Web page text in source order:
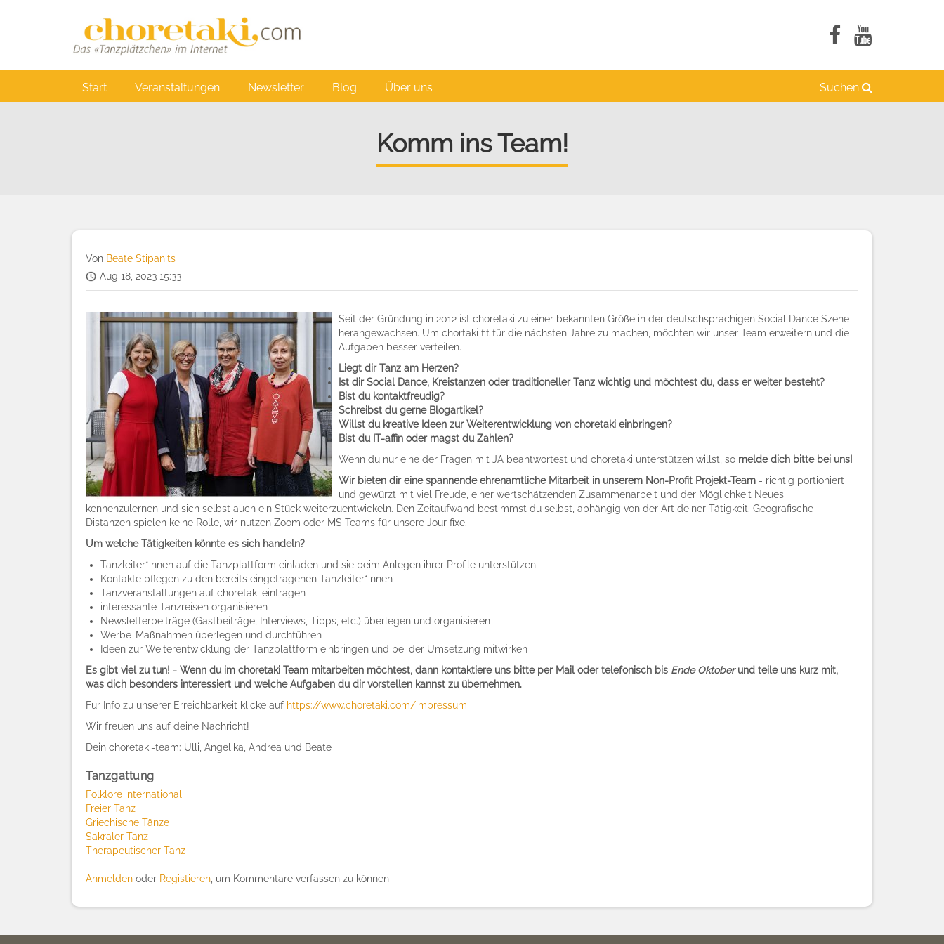
Main
navigation
Start Veranstaltungen Newsletter Blog Über uns Suchen
Komm ins Team!
Von Beate Stipanits
Aug 18, 2023 15:33
Seit der Gründung in 2012 ist choretaki zu einer bekannten Größe in der deutschsprachigen Social Dance Szene
herangewachsen. Um chortaki fit für die nächsten Jahre zu machen, möchten wir unser Team erweitern und die
Aufgaben besser verteilen.
Liegt dir Tanz am Herzen?
Ist dir Social Dance, Kreistanzen oder traditioneller Tanz wichtig und möchtest du, dass er weiter besteht?
Bist du kontaktfreudig?
Schreibst du gerne Blogartikel?
Willst du kreative Ideen zur Weiterentwicklung von choretaki einbringen?
Bist du IT-affin oder magst du Zahlen?
Wenn du nur eine der Fragen mit JA beantwortest und choretaki unterstützen willst, so melde dich bitte bei uns!
Wir bieten dir eine spannende ehrenamtliche Mitarbeit in unserem Non-Profit Projekt-Team - richtig portioniert
und gewürzt mit viel Freude, einer wertschätzenden Zusammenarbeit und der Möglichkeit Neues
kennenzulernen und sich selbst auch ein Stück weiterzuentwickeln. Den Zeitaufwand bestimmst du selbst, abhängig von der Art deiner Tätigkeit. Geografische
Distanzen spielen keine Rolle, wir nutzen Zoom oder MS Teams für unsere Jour fixe.
Um welche Tätigkeiten könnte es sich handeln?
Tanzleiter*innen auf die Tanzplattform einladen und sie beim Anlegen ihrer Profile unterstützen
Kontakte pflegen zu den bereits eingetragenen Tanzleiter*innen
Tanzveranstaltungen auf choretaki eintragen
interessante Tanzreisen organisieren
Newsletterbeiträge (Gastbeiträge, Interviews, Tipps, etc.) überlegen und organisieren
Werbe-Maßnahmen überlegen und durchführen
Ideen zur Weiterentwicklung der Tanzplattform einbringen und bei der Umsetzung mitwirken
Es gibt viel zu tun! - Wenn du im choretaki Team mitarbeiten möchtest, dann kontaktiere uns bitte per Mail oder telefonisch bis Ende Oktoberund teile uns kurz mit,
was dich besonders interessiert und welche Aufgaben du dir vorstellen kannst zu übernehmen.
Für Info zu unserer Erreichbarkeit klicke auf https://www.choretaki.com/impressum
Wir freuen uns auf deine Nachricht!
Dein choretaki-team: Ulli, Angelika, Andrea und Beate
Tanzgattung
Folklore international
Freier Tanz
Griechische Tänze
Sakraler Tanz
Therapeutischer Tanz
Anmelden oder Registieren, um Kommentare verfassen zu können